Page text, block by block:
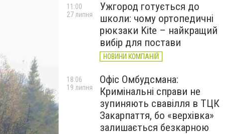
Ужгород готується до
школи: чому ортопедичні
рюкзаки Kite – найкращий
вибір для постави
НОВИНИ КОМПАНІЙ
11:00
27 липня
Офіс Омбудсмана:
Кримінальні справи не
зупиняють свавілля в ТЦК
Закарпаття, бо «верхівка»
залишається безкарною
18:06
19 липня